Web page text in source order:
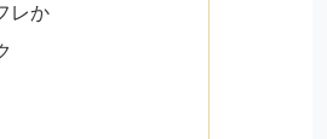
レか